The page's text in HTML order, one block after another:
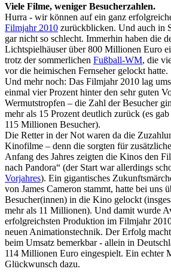
Viele Filme, weniger Besucherzahlen.
Hurra - wir können auf ein ganz
Filmjahr 2010 zurückblicken. Und auch in
gar nicht so schlecht. Immerhin haben die
Lichtspielhäuser über 800 Millionen Euro
trotz der sommerlichen Fußball-WM, die
vor die heimischen Fernseher gelockt hatte.
Und mehr noch: Das Filmjahr 2010 lag
einmal vier Prozent hinter den sehr guten
Wermutstropfen – die Zahl der Besucher
mehr als 15 Prozent deutlich zurück (es
115 Millionen Besucher).
Die Retter in der Not waren da die
Kinofilme – denn die sorgten für
Anfang des Jahres zeigten die Kinos den
nach Pandora“ (der Start war allerdings
Vorjahres). Ein gigantisches
von James Cameron stammt, hatte bei uns
Besucher(innen) in die Kino gelockt
mehr als 11 Millionen). Und damit wurde
erfolgreichsten Produktion im Filmjahr
neuen Animationstechnik. Der Erfolg
beim Umsatz bemerkbar - allein in
114 Millionen Euro eingespielt. Ein echter
Glückwunsch dazu.